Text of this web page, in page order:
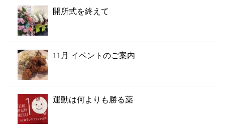
開所式を終えて
11月 イベントのご案内
運動は何よりも勝る薬